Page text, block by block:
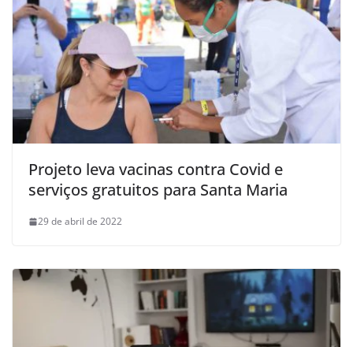
Projeto leva vacinas contra Covid e
serviços gratuitos para Santa Maria
29 de abril de 2022